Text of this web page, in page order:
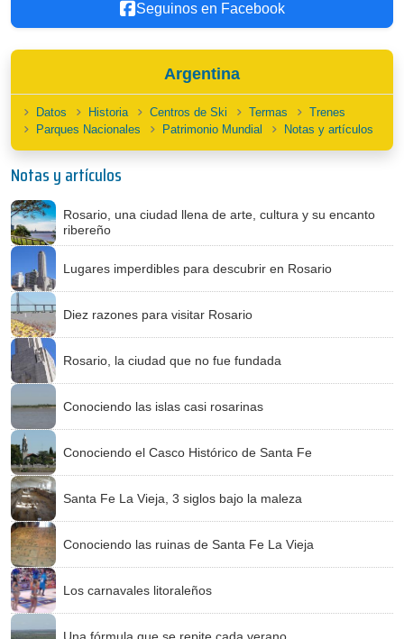
Seguinos en Facebook
Argentina
Datos Historia Centros de Ski Termas
Trenes
Parques Nacionales
Patrimonio Mundial Notas y artículos
Notas y artículos
Rosario, una ciudad llena de arte, cultura y su encanto
ribereño
Lugares imperdibles para descubrir en Rosario
Diez razones para visitar Rosario
Rosario, la ciudad que no fue fundada
Conociendo las islas casi rosarinas
Conociendo el Casco Histórico de Santa Fe
Santa Fe La Vieja, 3 siglos bajo la maleza
Conociendo las ruinas de Santa Fe La Vieja
Los carnavales litoraleños
Una fórmula que se repite cada verano